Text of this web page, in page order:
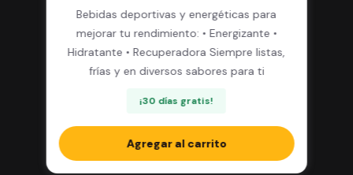
Bebidas deportivas y energéticas para
mejorar tu rendimiento: • Energizante •
Hidratante • Recuperadora Siempre listas,
frías y en diversos sabores para ti
¡30 días gratis!
Agregar al carrito